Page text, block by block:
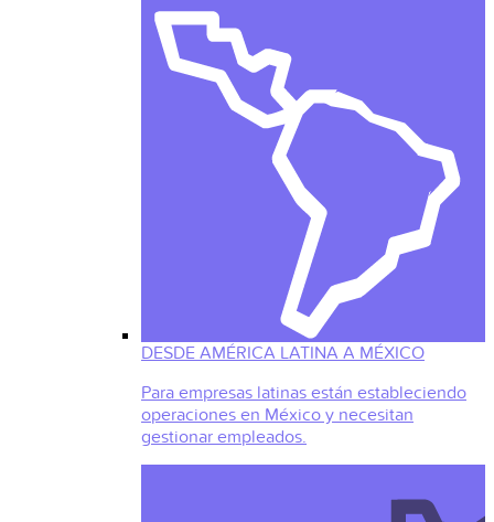
DESDE AMÉRICA LATINA A MÉXICO
Para empresas latinas están estableciendo
operaciones en México y necesitan
gestionar empleados.